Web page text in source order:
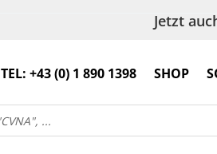
Jetzt
TEL: +43 (0) 1 890 1398 SHOP